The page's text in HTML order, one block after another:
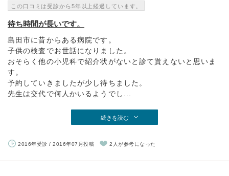
この口コミは受診から5年以上経過しています。
待ち時間が長いです。
島田市に昔からある病院です。
子供の検査でお世話になりました。
おそらく他の小児科で紹介状がないと診て貰えないと思いま
す。
予約していきましたが少し待ちました。
先生は交代で何人かいるようでし...
続きを読む
2016年受診 / 2016年07月投稿 2人が参考になった